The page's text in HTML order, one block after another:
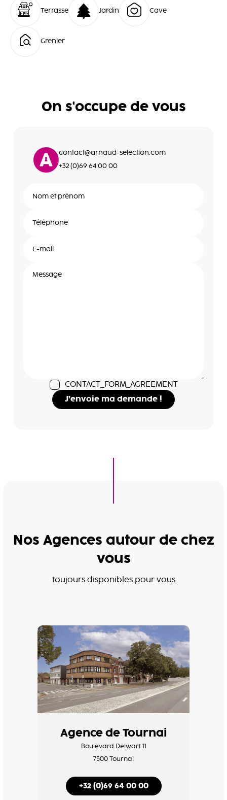
Terrasse Jardin Cave
Grenier
On s'occupe de vous
contact@arnaud-selection.com
+32 (0)69 64 00 00
CONTACT_FORM_AGREEMENT
J’envoie ma demande !
Nos Agences autour de chez
vous
toujours disponibles pour vous
Agence de Tournai
Boulevard Delwart 11
7500 Tournai
+32 (0)69 64 00 00